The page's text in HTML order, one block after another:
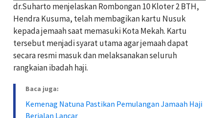
dr.Suharto menjelaskan Rombongan 10 Kloter 2 BTH,
Hendra Kusuma, telah membagikan kartu Nusuk
kepada jemaah saat memasuki Kota Mekah. Kartu
tersebut menjadi syarat utama agar jemaah dapat
secara resmi masuk dan melaksanakan seluruh
rangkaian ibadah haji.
Baca juga:
Kemenag Natuna Pastikan Pemulangan Jamaah Haji
Berjalan Lancar